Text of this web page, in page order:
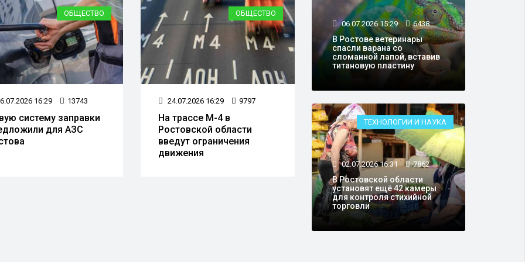
ОБЩЕСТВО
16:29 9797
М-4 в
области
ограничения
ЭКОЛОГИЯ
30.06.2026 16:31 8764
На Раздорских склонах
Ростовской области
появилась новая
экологическая тропа
ТЕХНОЛОГИИ И НАУКА
В Ростовской области
установят ещё 42 камеры
для контроля стихийной
торговли
06.07.2026 15:29 6438
В Ростове ветеринары
спасли варана со
сломанной лапой, вставив
титановую пластину
ТЕХНОЛОГИИ И НАУКА
02.07.2026 16:31 7862
В Ростовской области
установят ещё 42 камеры
для контроля стихийной
торговли